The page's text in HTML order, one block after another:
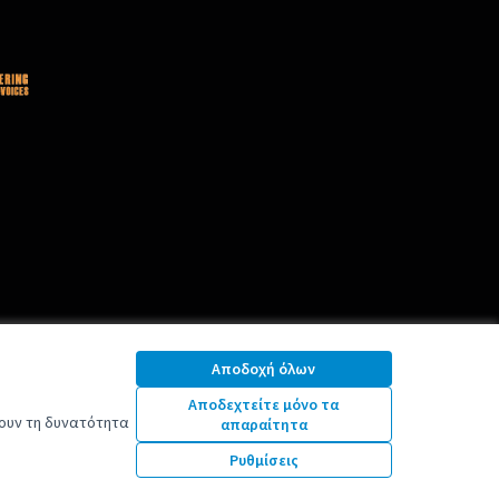
τη δυνατότητα
Αποδοχή όλων
Αποδεχτείτε μόνο τα
απαραίτητα
Ρυθμίσεις